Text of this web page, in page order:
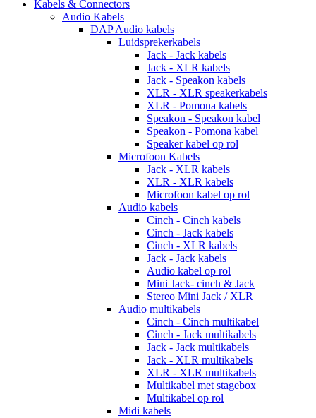
Kabels & Connectors
Audio Kabels
DAP Audio kabels
Luidsprekerkabels
Jack - Jack kabels
Jack - XLR kabels
Jack - Speakon kabels
XLR - XLR speakerkabels
XLR - Pomona kabels
Speakon - Speakon kabel
Speakon - Pomona kabel
Speaker kabel op rol
Microfoon Kabels
Jack - XLR kabels
XLR - XLR kabels
Microfoon kabel op rol
Audio kabels
Cinch - Cinch kabels
Cinch - Jack kabels
Cinch - XLR kabels
Jack - Jack kabels
Audio kabel op rol
Mini Jack- cinch & Jack
Stereo Mini Jack / XLR
Audio multikabels
Cinch - Cinch multikabel
Cinch - Jack multikabels
Jack - Jack multikabels
Jack - XLR multikabels
XLR - XLR multikabels
Multikabel met stagebox
Multikabel op rol
Midi kabels